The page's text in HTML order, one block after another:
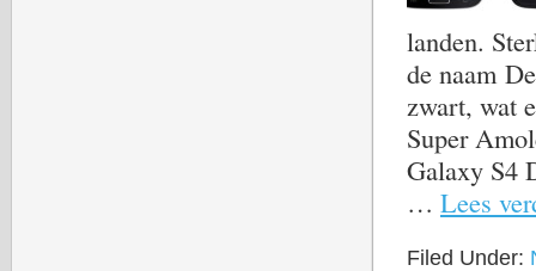
landen.
de naam
zwart, wat
Super
Galaxy S4
… Lees
Filed Under: